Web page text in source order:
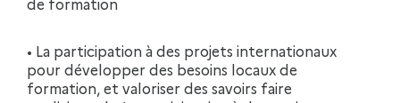
de formation
• La participation à des projets internationaux
pour développer des besoins locaux de
formation, et valoriser des savoirs faire